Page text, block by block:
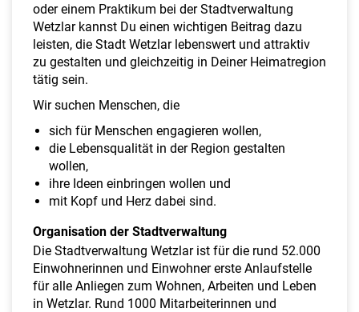
oder einem Praktikum bei der Stadtverwaltung
Wetzlar kannst Du einen wichtigen Beitrag dazu
leisten, die Stadt Wetzlar lebenswert und attraktiv
zu gestalten und gleichzeitig in Deiner Heimatregion
tätig sein.
Wir suchen Menschen, die
sich für Menschen engagieren wollen,
die Lebensqualität in der Region gestalten
wollen,
ihre Ideen einbringen wollen und
mit Kopf und Herz dabei sind.
Organisation der Stadtverwaltung
Die Stadtverwaltung Wetzlar ist für die rund 52.000
Einwohnerinnen und Einwohner erste Anlaufstelle
für alle Anliegen zum Wohnen, Arbeiten und Leben
in Wetzlar. Rund 1000 Mitarbeiterinnen und